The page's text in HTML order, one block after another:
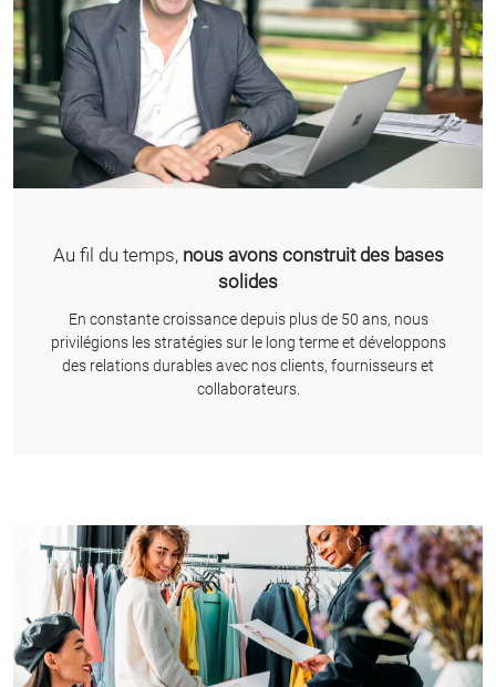
Au fil du temps, nous avons construit des bases
solides
En constante croissance depuis plus de 50 ans, nous
privilégions les stratégies sur le long terme et développons
des relations durables avec nos clients, fournisseurs et
collaborateurs.